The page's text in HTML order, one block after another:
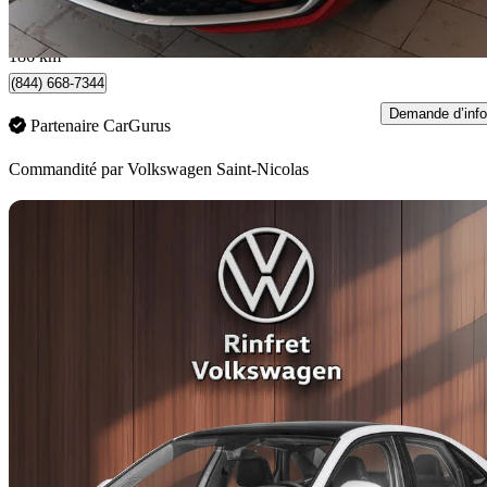
456 $/mois env.
Occasion
Québec, QC
186 km
(844) 668-7344
Partenaire CarGurus
Demande d’info
Commandité parVolkswagen Saint-Nicolas